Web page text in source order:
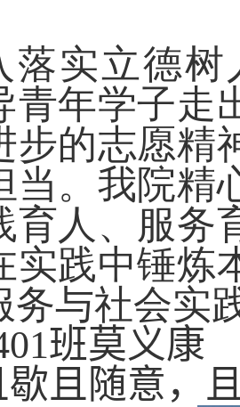
落实立德
青年学子走
步的志愿精
当。我院精
育人、服务
实践中锤炼
务与社会实
班莫义康
歇且随意，